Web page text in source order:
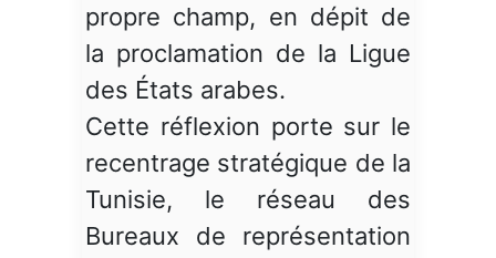
propre champ, en dépit de
la proclamation de la Ligue
des États arabes.
Cette réflexion porte sur le
recentrage stratégique de la
Tunisie, le réseau des
Bureaux de représentation